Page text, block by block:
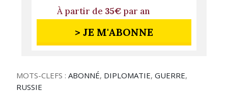
À partir de 35€par an
> JE M'ABONNE
MOTS-CLEFS :ABONNÉ, DIPLOMATIE,GUERRE,
RUSSIE